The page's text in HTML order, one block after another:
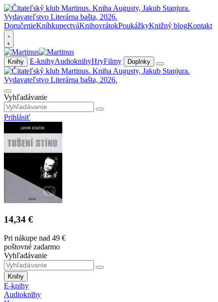
DoručenieKníhkupectváKnihovrátokPoukážkyKnižný blogKontakt
Knihy E-knihyAudioknihyHryFilmy Doplnky
Vyhľadávanie
Prihlásiť
14,34 €
Pri nákupe nad 49 €
poštovné zadarmo
Vyhľadávanie
Knihy
E-knihy
Audioknihy